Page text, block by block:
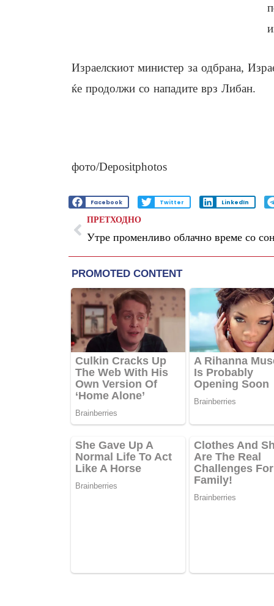
Израелскиот министер за одбрана,
ќе продолжи со нападите врз Либан.
фото/Depositphotos
Facebook Twitter LinkedIn
ПРЕТХОДНО